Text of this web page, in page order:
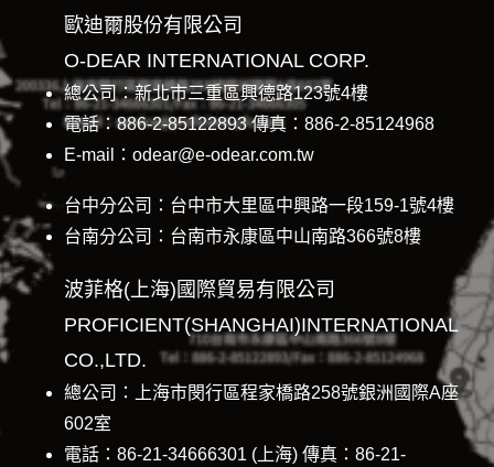
歐迪爾股份有限公司
O-DEAR INTERNATIONAL CORP.
總公司：新北市三重區興德路123號4樓
電話：886-2-85122893 傳真：886-2-85124968
E-mail：odear@e-odear.com.tw
台中分公司：台中市大里區中興路一段159-1號4樓
台南分公司：台南市永康區中山南路366號8樓
波菲格(上海)國際貿易有限公司
PROFICIENT(SHANGHAI)INTERNATIONAL
CO.,LTD.
總公司：上海市閔行區程家橋路258號銀洲國際A座
602室
電話：86-21-34666301 (上海) 傳真：86-21-